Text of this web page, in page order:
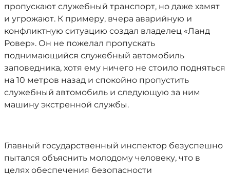
пропускают служебный транспорт, но даже хамят
и угрожают. К примеру, вчера аварийную и
конфликтную ситуацию создал владелец «Ланд
Ровер». Он не пожелал пропускать
поднимающийся служебный автомобиль
заповедника, хотя ему ничего не стоило подняться
на 10 метров назад и спокойно пропустить
служебный автомобиль и следующую за ним
машину экстренной службы.
Главный государственный инспектор безуспешно
пытался объяснить молодому человеку, что в
целях обеспечения безопасности